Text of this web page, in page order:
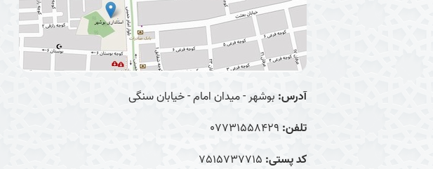
آدرس: بوشهر - میدان امام - خیابان سنگی
تلفن: 07731558429
کد پستی: 7515737715